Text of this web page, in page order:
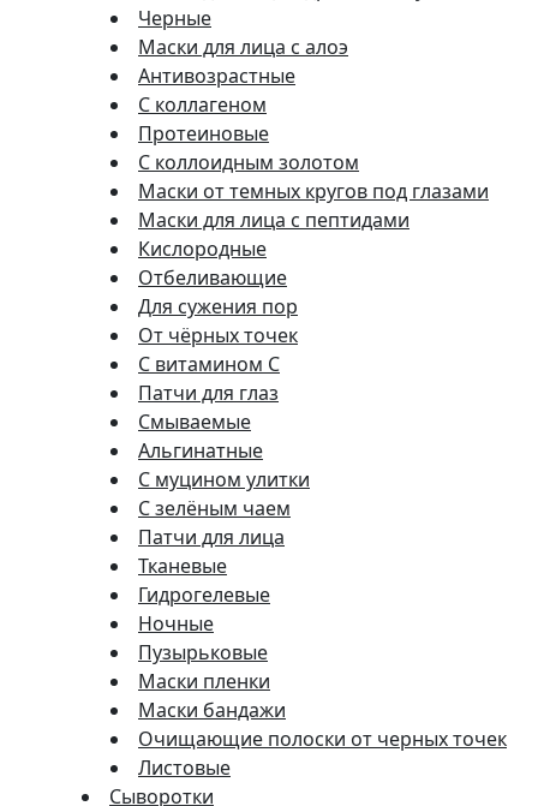
Черные
Маски для лица с алоэ
Антивозрастные
С коллагеном
Протеиновые
С коллоидным золотом
Маски от темных кругов под глазами
Маски для лица с пептидами
Кислородные
Отбеливающие
Для сужения пор
От чёрных точек
С витамином C
Патчи для глаз
Смываемые
Альгинатные
С муцином улитки
С зелёным чаем
Патчи для лица
Тканевые
Гидрогелевые
Ночные
Пузырьковые
Маски пленки
Маски бандажи
Очищающие полоски от черных точек
Листовые
Сыворотки